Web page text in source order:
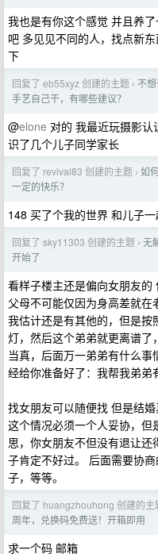
我也是有你这个感觉 并且养
吧 多见见不同的人，找点新
下
回复了 eb55xyz 创建的主题 › 不
手艺自己干，有哪些建议？
@elone 对的 我最近玩摄影
识了几个儿子同学家长
回复了 revival83 创建的主题 › 如
一定的快乐？
148 买了个我的世界 和儿子
回复了 sky11303 创建的主题 › 无
开始了
看样子楼主还是偏向女朋友
父母不可能仅因为身高差就在
我估计还是有其他的，但是
灯，然后这个弟弟就更离谱
当真，后面万一弟弟有什么
经给你准备好了：我帮我弟弟
找女朋友可以随便找 但是结
这个情况必须一个人妥协，
思，你女朋友不但没有退让
子肯定不好过。 后面需要协
子，等等。
回复了 huangzhouhong 创建的主
周年，兑换码免费送！开箱即用
求一个码 邮箱